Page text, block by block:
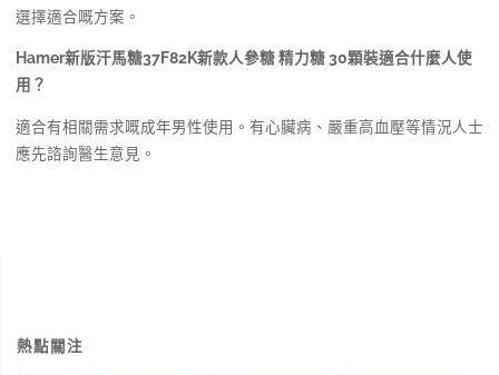
選擇適合嘅方案。
Hamer新版汗馬糖37F82K新款人參糖 精力糖 30顆裝適合什麼人使
用？
適合有相關需求嘅成年男性使用。有心臟病、嚴重高血壓等情況人士
應先諮詢醫生意見。
熱點關注